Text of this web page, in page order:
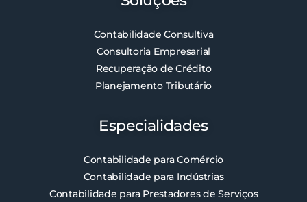
Contabilidade Consultiva
Consultoria Empresarial
Recuperação de Crédito
Planejamento Tributário
Especialidades
Contabilidade para Comércio
Contabilidade para Indústrias
Contabilidade para Prestadores de Serviços